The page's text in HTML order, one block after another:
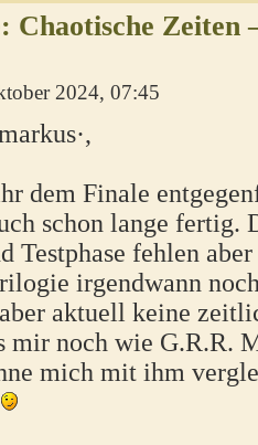
Chaotische Zeiten
2024, 07:45
dem Finale
schon lange fertig.
Testphase fehlen
irgendwann
aktuell keine
mir noch wie G.R.R.
mich mit ihm